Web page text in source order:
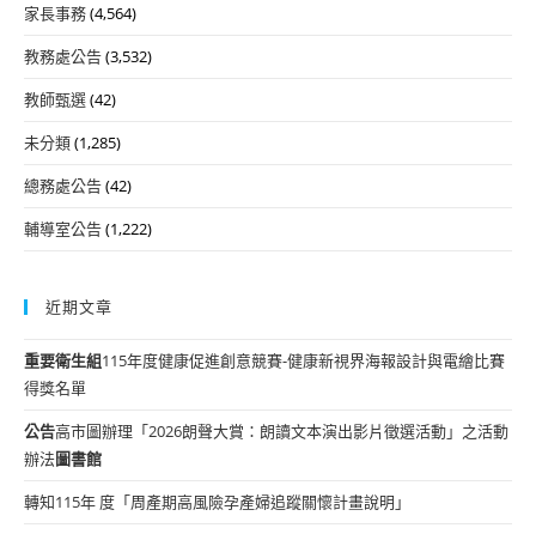
家長事務(4,564)
教務處公告(3,532)
教師甄選(42)
未分類(1,285)
總務處公告(42)
輔導室公告(1,222)
近期文章
重要衛生組115年度健康促進創意競賽-健康新視界海報設計與電繪比賽
得獎名單
公告高市圖辦理「2026朗聲大賞：朗讀文本演出影片徵選活動」之活動
辦法圖書館
轉知115年 度「周產期高風險孕產婦追蹤關懷計畫說明」